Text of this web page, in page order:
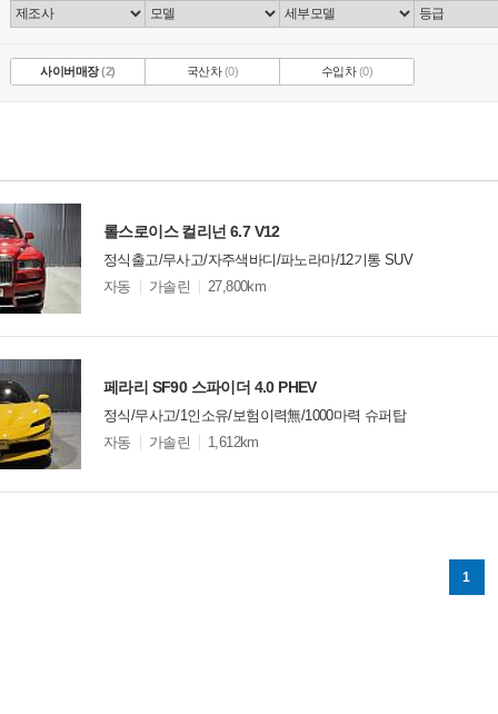
사이버매장(2) 국산차(0) 수입차(0)
롤스로이스 컬리넌 6.7 V12
정식출고/무사고/자주색바디/파노라마/12기통 SUV
모
션
자동 가솔린 27,800km
페라리 SF90 스파이더 4.0 PHEV
정식/무사고/1인소유/보험이력無/1000마력 슈퍼탑
모
션
자동 가솔린 1,612km
1